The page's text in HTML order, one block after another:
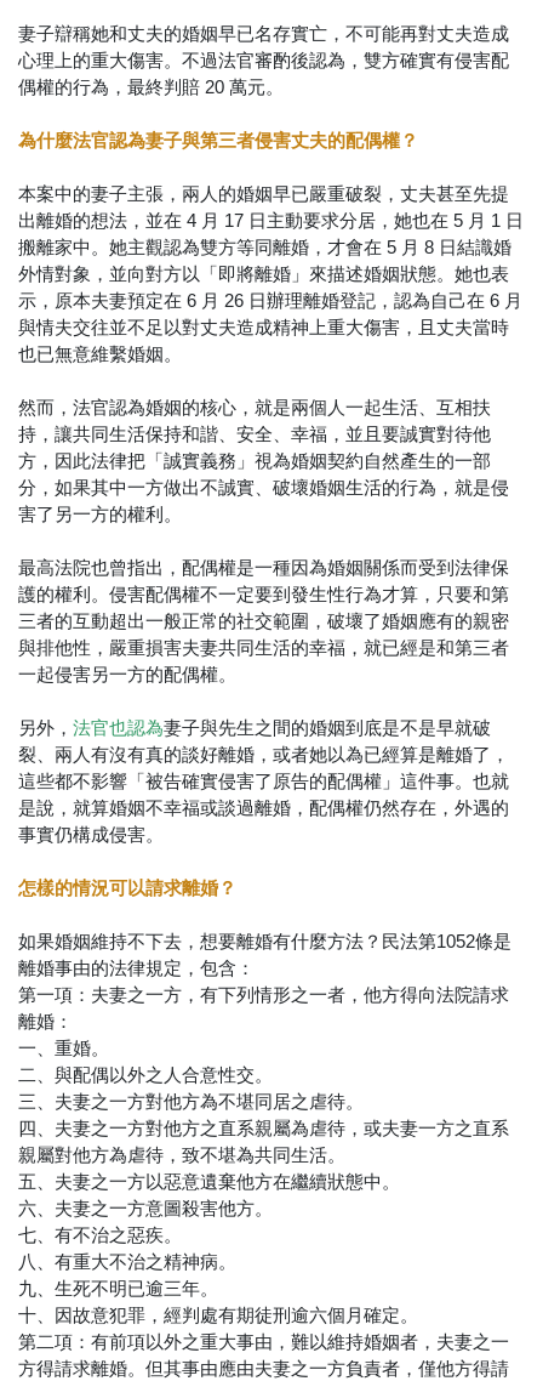
妻子辯稱她和丈夫的婚姻早已名存實亡，不可能再對丈夫造成
心理上的重大傷害。不過法官審酌後認為，雙方確實有侵害配
偶權的行為，最終判賠 20 萬元。
為什麼法官認為妻子與第三者侵害丈夫的配偶權？
本案中的妻子主張，兩人的婚姻早已嚴重破裂，丈夫甚至先提
出離婚的想法，並在 4 月 17 日主動要求分居，她也在 5 月 1 日
搬離家中。她主觀認為雙方等同離婚，才會在 5 月 8 日結識婚
外情對象，並向對方以「即將離婚」來描述婚姻狀態。她也表
示，原本夫妻預定在 6 月 26 日辦理離婚登記，認為自己在 6 月
與情夫交往並不足以對丈夫造成精神上重大傷害，且丈夫當時
也已無意維繫婚姻。
然而，法官認為婚姻的核心，就是兩個人一起生活、互相扶
持，讓共同生活保持和諧、安全、幸福，並且要誠實對待他
方，因此法律把「誠實義務」視為婚姻契約自然產生的一部
分，如果其中一方做出不誠實、破壞婚姻生活的行為，就是侵
害了另一方的權利。
最高法院也曾指出，配偶權是一種因為婚姻關係而受到法律保
護的權利。侵害配偶權不一定要到發生性行為才算，只要和第
三者的互動超出一般正常的社交範圍，破壞了婚姻應有的親密
與排他性，嚴重損害夫妻共同生活的幸福，就已經是和第三者
一起侵害另一方的配偶權。
另外， 法官也認為妻子與先生之間的婚姻到底是不是早就破
裂、兩人有沒有真的談好離婚，或者她以為已經算是離婚了，
這些都不影響「被告確實侵害了原告的配偶權」這件事。也就
是說，就算婚姻不幸福或談過離婚，配偶權仍然存在，外遇的
事實仍構成侵害。
怎樣的情況可以請求離婚？
如果婚姻維持不下去，想要離婚有什麼方法？民法第1052條是
離婚事由的法律規定，包含：
第一項：夫妻之一方，有下列情形之一者，他方得向法院請求
離婚：
一、重婚。
二、與配偶以外之人合意性交。
三、夫妻之一方對他方為不堪同居之虐待。
四、夫妻之一方對他方之直系親屬為虐待，或夫妻一方之直系
親屬對他方為虐待，致不堪為共同生活。
五、夫妻之一方以惡意遺棄他方在繼續狀態中。
六、夫妻之一方意圖殺害他方。
七、有不治之惡疾。
八、有重大不治之精神病。
九、生死不明已逾三年。
十、因故意犯罪，經判處有期徒刑逾六個月確定。
第二項：有前項以外之重大事由，難以維持婚姻者，夫妻之一
方得請求離婚。但其事由應由夫妻之一方負責者，僅他方得請